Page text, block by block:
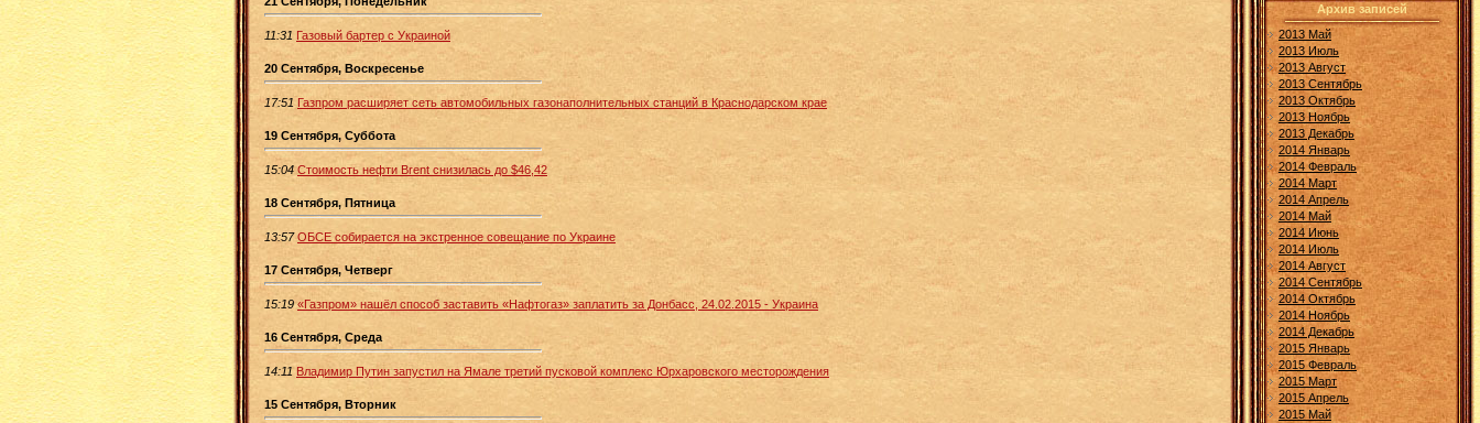
11:31 Газовый бартер с Украиной
20 Сентября, Воскресенье
17:51 Газпром расширяет сеть автомобильных газонаполнительных станций в Краснодарском крае
19 Сентября, Суббота
15:04 Стоимость нефти Brent снизилась до $46,42
18 Сентября, Пятница
13:57 ОБСЕ собирается на экстренное совещание по Украине
17 Сентября, Четверг
15:19 «Газпром» нашёл способ заставить «Нафтогаз» заплатить за Донбасс, 24.02.2015 - Украина
16 Сентября, Среда
14:11 Владимир Путин запустил на Ямале третий пусковой комплекс Юрхаровского месторождения
15 Сентября, Вторник
Архив записей
2013 Май
2013 Июль
2013 Август
2013 Сентябрь
2013 Октябрь
2013 Ноябрь
2013 Декабрь
2014 Январь
2014 Февраль
2014 Март
2014 Апрель
2014 Май
2014 Июнь
2014 Июль
2014 Август
2014 Сентябрь
2014 Октябрь
2014 Ноябрь
2014 Декабрь
2015 Январь
2015 Февраль
2015 Март
2015 Апрель
2015 Май